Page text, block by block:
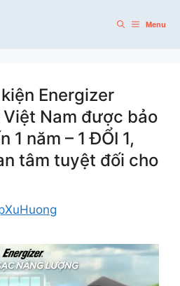
Menu
Energizer
Nam được bảo
1 năm – 1 ĐỔI 1,
tâm tuyệt đối cho